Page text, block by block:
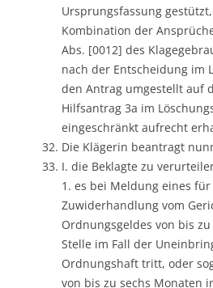
Ursprungsfassung
Kombination der
Abs. [0012] des
nach der Entscheidung im
den Antrag umgestellt auf
Hilfsantrag 3a im
eingeschränkt aufrecht
Die Klägerin beantragt
I. die Beklagte zu
1. es bei Meldung eines für
Zuwiderhandlung vom
Ordnungsgeldes von bis
Stelle im Fall der
Ordnungshaft tritt, oder
von bis zu sechs Monaten